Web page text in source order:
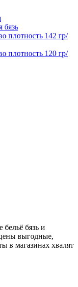
бязь
плотность 142 гр/
плотность 120 гр/
бельё бязь и
выгодные,
в магазинах хвалят